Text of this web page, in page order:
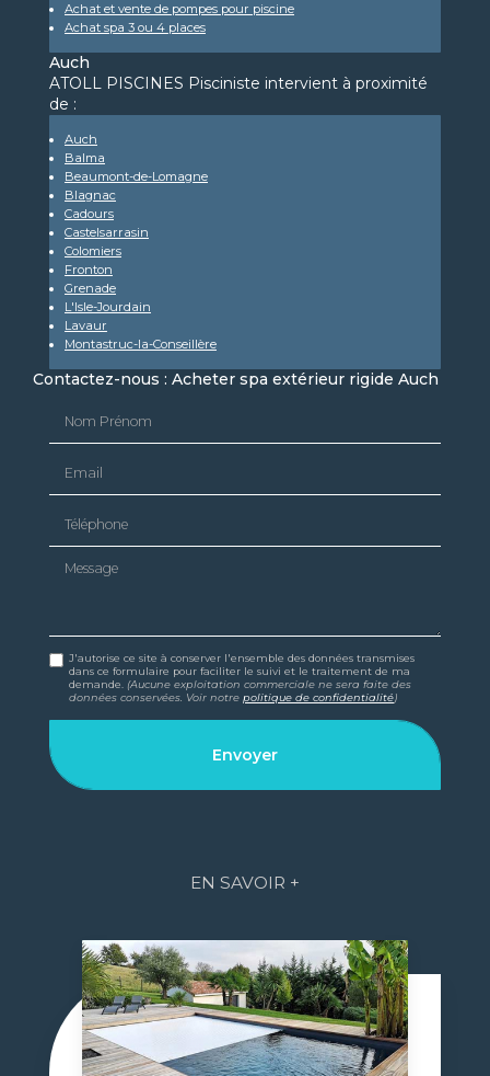
Achat et vente de pompes pour piscine
Achat spa 3 ou 4 places
Auch
ATOLL PISCINES Pisciniste intervient à proximité
de :
Auch
Balma
Beaumont-de-Lomagne
Blagnac
Cadours
Castelsarrasin
Colomiers
Fronton
Grenade
L'Isle-Jourdain
Lavaur
Montastruc-la-Conseillère
Contactez-nous : Acheter spa extérieur rigide Auch
Message
J'autorise ce site à conserver l'ensemble des données transmises
dans ce formulaire pour faciliter le suivi et le traitement de ma
demande. (Aucune exploitation commerciale ne sera faite des
données conservées. Voir notrepolitique de confidentialité)
EN SAVOIR +